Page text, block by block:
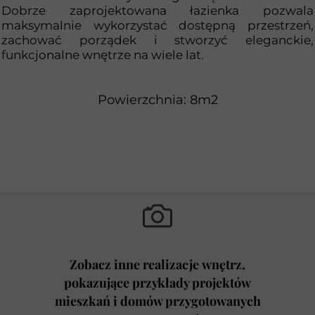
Dobrze zaprojektowana łazienka pozwala
maksymalnie wykorzystać dostępną przestrzeń,
zachować porządek i stworzyć eleganckie,
funkcjonalne wnętrze na wiele lat.
Powierzchnia: 8m2
Zobacz inne realizacje wnętrz,
pokazujące przykłady projektów
mieszkań i domów przygotowanych